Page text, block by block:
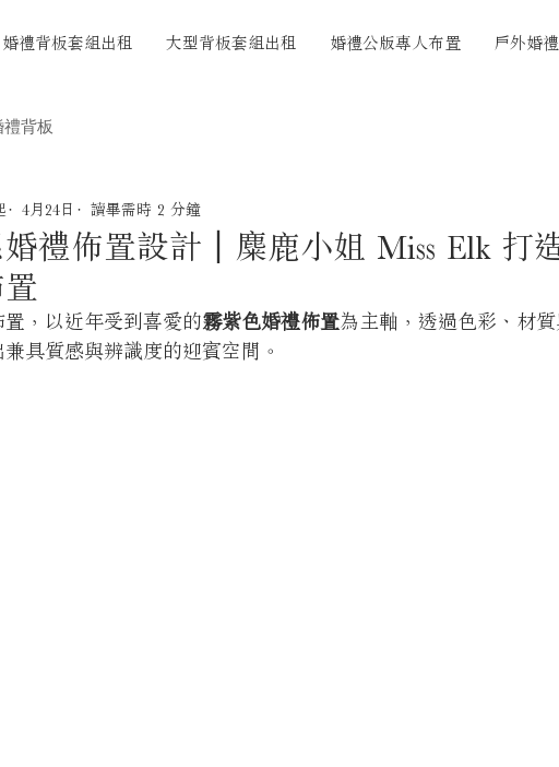
婚禮背板套組出租 大型背板套組出租 婚禮公版專人布置 戶外婚
禮背板
禮佈置設計｜麋鹿小姐 Miss Elk 打
4月24日 讀畢需時 2 分鐘
，以近年受到喜愛的霧紫色婚禮佈置為主軸，透過色彩、材
具質感與辨識度的迎賓空間。